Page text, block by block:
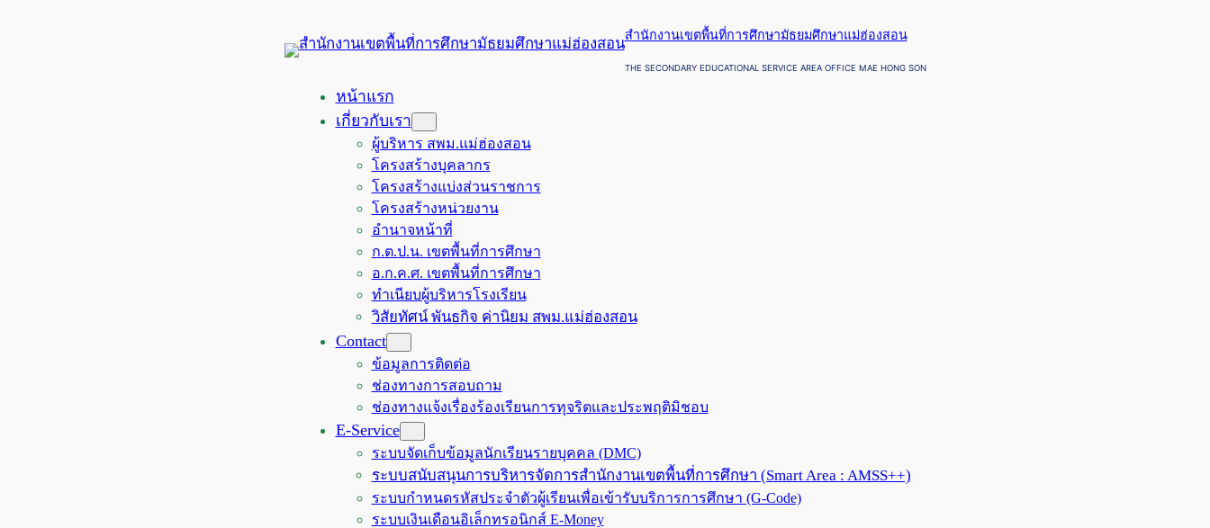
สำนักงานเขตพื้นที่การศึกษามัธยมศึกษาแม่ฮ่องสอน
THE SECONDARY EDUCATIONAL SERVICE AREA OFFICE MAE HONG SON
หน้าแรก
เกี่ยวกับเรา
ผู้บริหาร สพม.แม่ฮ่องสอน
โครงสร้างบุคลากร
โครงสร้างแบ่งส่วนราชการ
โครงสร้างหน่วยงาน
อำนาจหน้าที่
ก.ต.ป.น. เขตพื้นที่การศึกษา
อ.ก.ค.ศ. เขตพื้นที่การศึกษา
ทำเนียบผู้บริหารโรงเรียน
วิสัยทัศน์ พันธกิจ ค่านิยม สพม.แม่ฮ่องสอน
Contact
ข้อมูลการติดต่อ
ช่องทางการสอบถาม
ช่องทางแจ้งเรื่องร้องเรียนการทุจริตและประพฤติมิชอบ
E-Service
ระบบจัดเก็บข้อมูลนักเรียนรายบุคคล (DMC)
ระบบสนับสนุนการบริหารจัดการสำนักงานเขตพื้นที่การศึกษา (Smart Area : AMSS++)
ระบบกำหนดรหัสประจำตัวผู้เรียนเพื่อเข้ารับบริการการศึกษา (G-Code)
ระบบเงินเดือนอิเล็กทรอนิกส์ E-Money